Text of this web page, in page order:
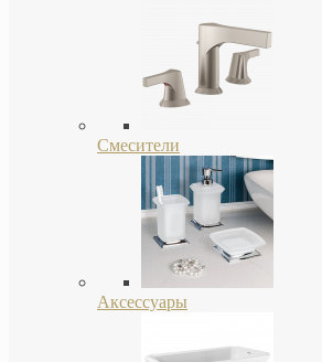
Смесители
Аксессуары